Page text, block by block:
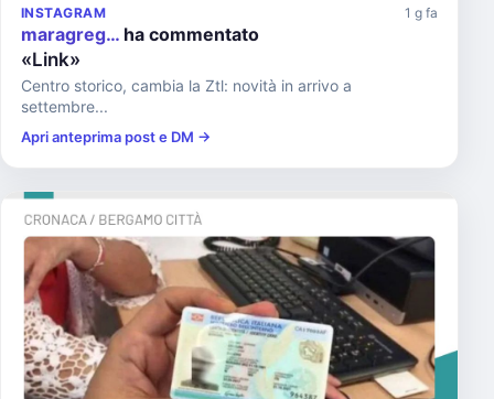
INSTAGRAM 1 g fa
maragreg… ha commentato
«Link»
Centro storico, cambia la Ztl: novità in arrivo a
settembre...
Apri anteprima post e DM →